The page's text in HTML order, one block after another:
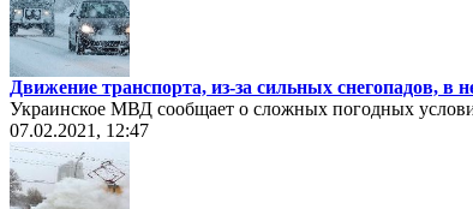
Движение транспорта, из-за сильных снегопадов, в
Украинское МВД сообщает о сложных погодных
07.02.2021, 12:47